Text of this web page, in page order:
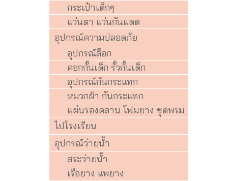
กระเป๋าเด็กๆ
แว่นตา แว่นกันแดด
อุปกรณ์ความปลอดภัย
อุปกรณ์ล็อก
คอกกั้นเด็ก รั้วกั้นเด็ก
อุปกรณ์กันกระแทก
หมวกผ้า กันกระแทก
แผ่นรองคลาน โฟมยาง ชุดพรม
ไปโรงเรียน
อุปกรณ์ว่ายน้ำ
สระว่ายน้ำ
เรือยาง แพยาง